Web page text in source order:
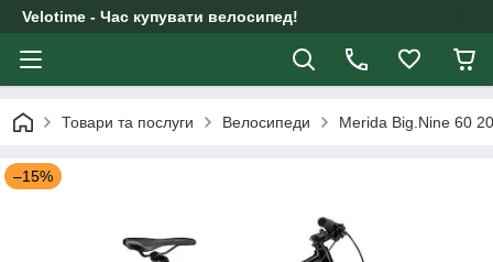
Velotime - Час купувати велосипед!
Товари та послуги Велосипеди Merida Big.Nine 60
–15%